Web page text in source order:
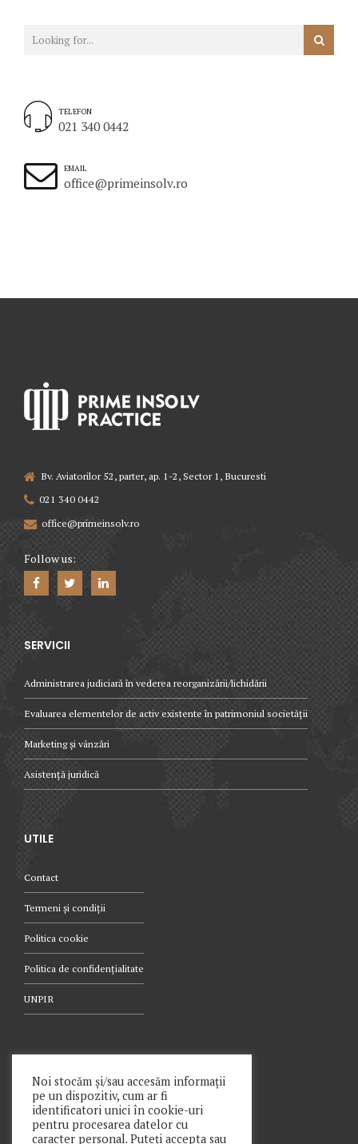
TELEFON
021 340 0442
EMAIL
office@primeinsolv.ro
Bv. Aviatorilor 52, parter, ap. 1-2, Sector 1, Bucuresti
021 340 0442
office@primeinsolv.ro
Follow us:
SERVICII
Administrarea judiciară în vederea reorganizării/lichidării
Evaluarea elementelor de activ existente în patrimoniul societății
Marketing și vânzări
Asistență juridică
UTILE
Contact
Termeni și condiții
Politica cookie
Politica de confidențialitate
UNPIR
021.340.0442
Noi stocăm și/sau accesăm informații
pe un dispozitiv, cum ar fi
identificatori unici în cookie-uri
pentru procesarea datelor cu
caracter personal. Puteți accepta sau